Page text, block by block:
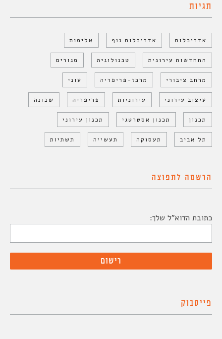
תגיות
אדריכלות אדריכלות נוף אלימות
התחדשות עירונית טכנולוגיה מגורים
מרחב ציבורי מרכז-פריפריה עוני
עיצוב עירוני עירוניות פריפריה שכונה
תכנון תכנון אסטרטגי תכנון עירוני
תל אביב תעסוקה תעשייה תשתיות
הרשמה לתפוצה
כתובת הדוא"ל שלך:
פייסבוק